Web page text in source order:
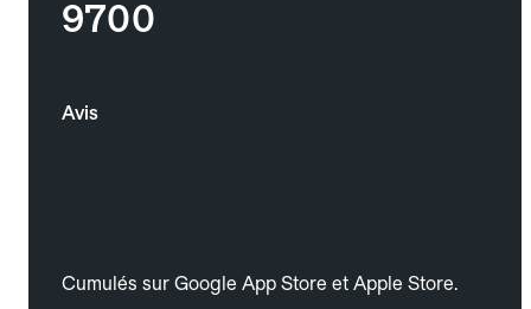
9700
Avis
Cumulés sur Google App Store et Apple Store.